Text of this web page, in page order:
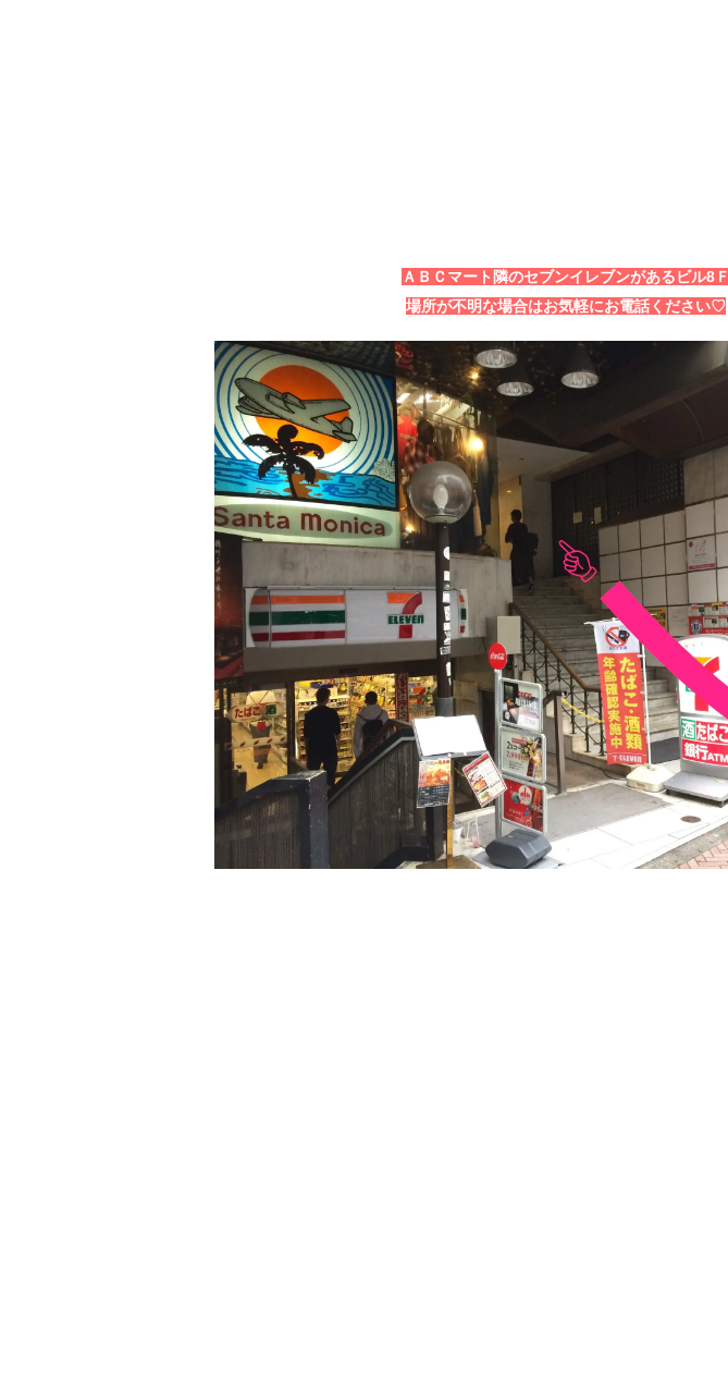
ＡＢＣマート隣のセブンイレブンがあるビル8Ｆ
場所が不明な場合はお気軽にお電話ください♡